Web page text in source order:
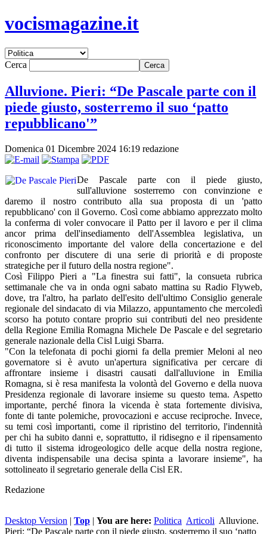
vocismagazine.it
Cerca
Alluvione. Pieri: “De Pascale parte con il
piede giusto, sosterremo il suo ‘patto
repubblicano'”
Domenica 01 Dicembre 2024 16:19 redazione
De Pascale parte con il piede giusto,
sull'alluvione sosterremo con convinzione e
daremo il nostro contributo alla sua proposta di un 'patto
repubblicano' con il Governo. Così come abbiamo apprezzato molto
la conferma di voler convocare il Patto per il lavoro e per il clima
ancor prima dell'insediamento dell'Assemblea legislativa, un
riconoscimento importante del valore della concertazione e del
confronto per discutere di una serie di priorità e di proposte
strategiche per il futuro della nostra regione".
Così Filippo Pieri a "La finestra sui fatti", la consueta rubrica
settimanale che va in onda ogni sabato mattina su Radio Flyweb,
dove, tra l'altro, ha parlato dell'esito dell'ultimo Consiglio generale
regionale del sindacato di via Milazzo, appuntamento che mercoledì
scorso ha potuto contare proprio sui contributi del neo presidente
della Regione Emilia Romagna Michele De Pascale e del segretario
generale nazionale della Cisl Luigi Sbarra.
"Con la telefonata di pochi giorni fa della premier Meloni al neo
governatore si è avuto un'apertura significativa per cercare di
affrontare insieme i disastri causati dall'alluvione in Emilia
Romagna, si è resa manifesta la volontà del Governo e della nuova
Presidenza regionale di lavorare insieme su questo tema. Aspetto
importante, perché finora la vicenda è stata fortemente divisiva,
fonte di tante polemiche, provocazioni e accuse reciproche. Invece,
su temi così importanti, come il ripristino del territorio, l'indennità
per chi ha subito danni e, soprattutto, il ridisegno e il ripensamento
di tutto il sistema idrogeologico delle acque della nostra regione,
diventa indispensabile una decisa spinta a lavorare insieme", ha
sottolineato il segretario generale della Cisl ER.
Redazione
Desktop Version | Top | You are here: Politica Articoli Alluvione.
Pieri: “De Pascale parte con il piede giusto, sosterremo il suo ‘patto